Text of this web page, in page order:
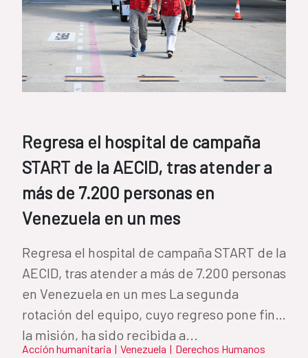
Regresa el hospital de campaña
START de la AECID, tras atender a
más de 7.200 personas en
Venezuela en un mes
Regresa el hospital de campaña START de la
AECID, tras atender a más de 7.200 personas
en Venezuela en un mes La segunda
rotación del equipo, cuyo regreso pone fin a
la misión, ha sido recibida a...
Acción humanitaria | Venezuela | Derechos Humanos